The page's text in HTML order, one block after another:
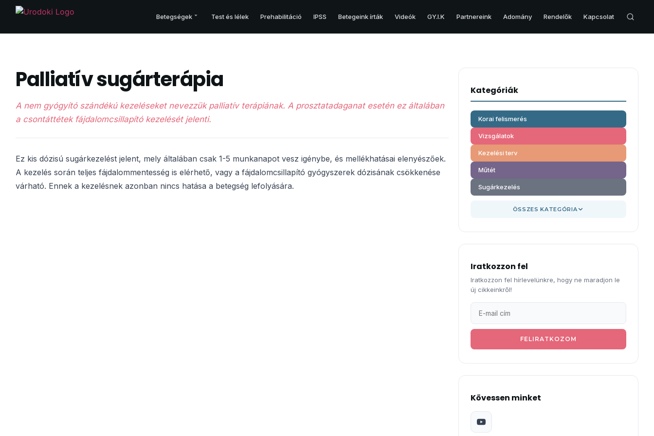
Betegségek
Prosztatarák – áttekintés
Vizsgálatok
Kezelési terv
Gyógyszerek
Csontegészség
Hólyagrák
Hólyag eltávolítás – Cisztektómia
Test és lélek Prehabilitáció IPSS Betegeink írták Videók GY.I.K Partnereink Adomány Rendelők Kapcsolat
Palliatív sugárterápia
A nem gyógyító szándékú kezeléseket nevezzük palliatív terápiának. A prosztatadaganat esetén ez általában
a csontáttétek fájdalomcsillapító kezelését jelenti.
Ez kis dózisú sugárkezelést jelent, mely általában csak 1-5 munkanapot vesz igénybe, és mellékhatásai elenyészőek.
A kezelés során teljes fájdalommentesség is elérhető, vagy a fájdalomcsillapító gyógyszerek dózisának csökkenése
várható. Ennek a kezelésnek azonban nincs hatása a betegség lefolyására.
Kategóriák
Korai felismerés
Vizsgálatok
Kezelési terv
Műtét
Sugárkezelés
ÖSSZES KATEGÓRIA
Iratkozzon fel
Iratkozzon fel hírlevelünkre, hogy ne maradjon le
új cikkeinkről!
FELIRATKOZOM
Kövessen minket